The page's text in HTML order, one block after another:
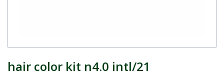
hair color kit n4.0 intl/21